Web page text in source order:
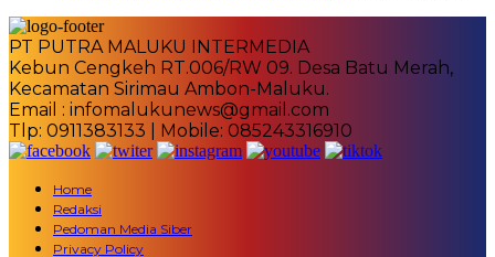
PT PUTRA MALUKU INTERMEDIA
Kebun Cengkeh RT.006/RW 09. Desa Batu Merah,
Kecamatan Sirimau Ambon-Maluku.
Email : infomalukunews@gmail.com
Tlp: 0911383133 | Mobile: 085243316910
Home
Redaksi
Pedoman Media Siber
Privacy Policy